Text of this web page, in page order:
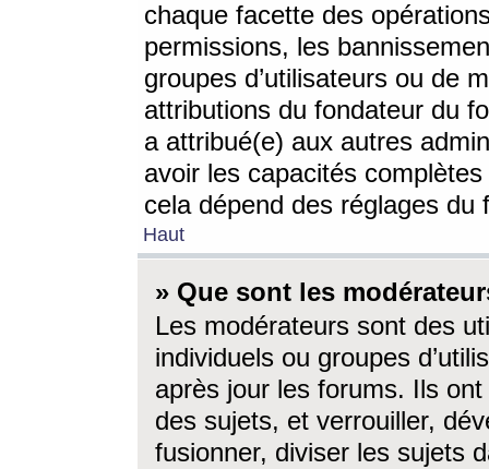
chaque facette des
permissions, les
groupes d’utilisateurs ou de
attributions du fondateur du
a attribué(e) aux autres
avoir les capacités
cela dépend des réglages du
Haut
» Que sont les
Les modérateurs sont des
individuels ou groupes
après jour les forums. Ils ont
des sujets, et verrouiller,
fusionner, diviser les sujets